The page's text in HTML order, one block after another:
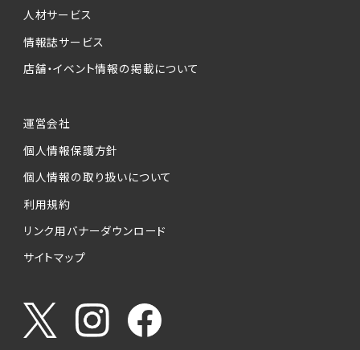
本サービスが収集する個人情報は、ご本人の意
ービスの実施にあたりそれぞれ必要となる項目
を入力いただかない場合は、各々のサービスを
個人情報の第三者への提供について
当社は、以下の提供先に対して個人情報を提供
します。
(1)お客様が求人応募フォームより個人情報を
送信した事業主（広告主）への提供
お客様が求職活動・応募等を行った企業による
うやりとり・情報提供（採否・合否の検討を含み
ます）
人材サービス
情報誌サービス
店舗・イベント情報の掲載について
運営会社
個人情報保護方針
個人情報の取り扱いについて
利用規約
リンク用バナーダウンロード
サイトマップ